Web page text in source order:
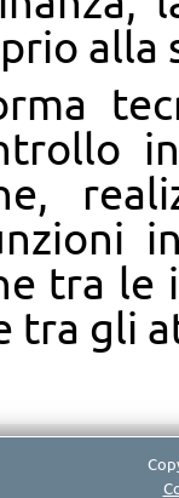
alla
tra le
tra gli